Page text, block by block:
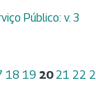
Público: v. 3
18 19 20 21 22